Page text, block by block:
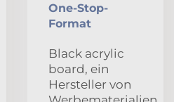
One-Stop-
Format
Black acrylic
board, ein
Hersteller von